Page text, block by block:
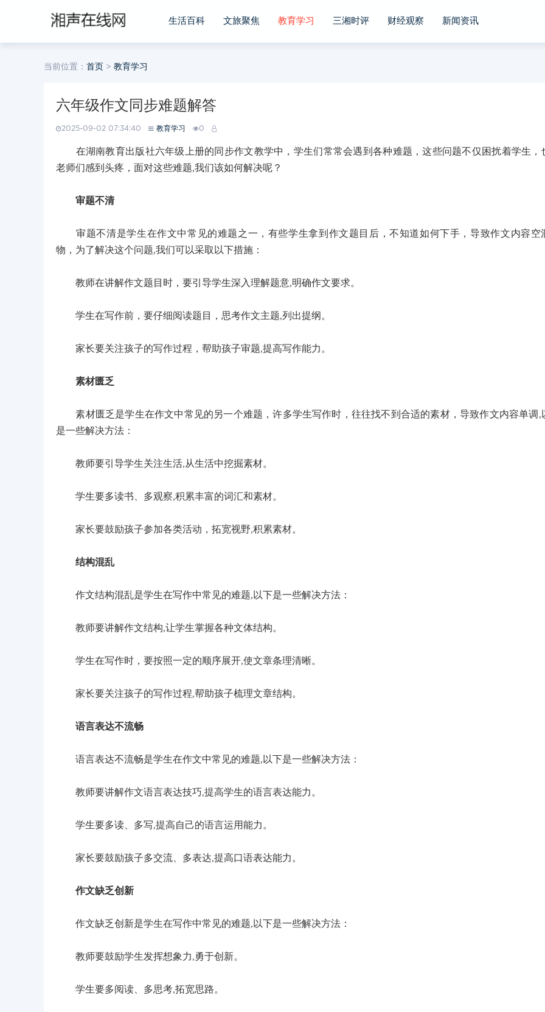
生活百科 文旅聚焦 教育学习 三湘时评 财经观察 新闻资讯
当前位置： 首页 > 教育学习
六年级作文同步难题解答
2025-09-02 07:34:40 教育学习 0
在湖南教育出版社六年级上册的同步作文教学中，学生们常常会遇到各种难题，这些问题不仅困扰着学生，
老师们感到头疼，面对这些难题,我们该如何解决呢？
审题不清
审题不清是学生在作文中常见的难题之一，有些学生拿到作文题目后，不知道如何下手，导致作文内容空
物，为了解决这个问题,我们可以采取以下措施：
教师在讲解作文题目时，要引导学生深入理解题意,明确作文要求。
学生在写作前，要仔细阅读题目，思考作文主题,列出提纲。
家长要关注孩子的写作过程，帮助孩子审题,提高写作能力。
素材匮乏
素材匮乏是学生在作文中常见的另一个难题，许多学生写作时，往往找不到合适的素材，导致作文内容单调,
是一些解决方法：
教师要引导学生关注生活,从生活中挖掘素材。
学生要多读书、多观察,积累丰富的词汇和素材。
家长要鼓励孩子参加各类活动，拓宽视野,积累素材。
结构混乱
作文结构混乱是学生在写作中常见的难题,以下是一些解决方法：
教师要讲解作文结构,让学生掌握各种文体结构。
学生在写作时，要按照一定的顺序展开,使文章条理清晰。
家长要关注孩子的写作过程,帮助孩子梳理文章结构。
语言表达不流畅
语言表达不流畅是学生在作文中常见的难题,以下是一些解决方法：
教师要讲解作文语言表达技巧,提高学生的语言表达能力。
学生要多读、多写,提高自己的语言运用能力。
家长要鼓励孩子多交流、多表达,提高口语表达能力。
作文缺乏创新
作文缺乏创新是学生在写作中常见的难题,以下是一些解决方法：
教师要鼓励学生发挥想象力,勇于创新。
学生要多阅读、多思考,拓宽思路。